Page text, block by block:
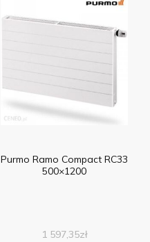
Purmo Ramo Compact RC33
500×1200
1 597,35zł